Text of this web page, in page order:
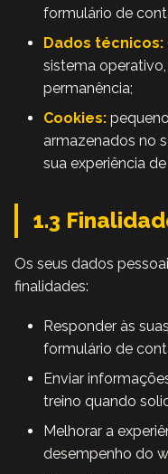
formulário de
Dados técnicos:
sistema
permanência;
Cookies:
armazenados no
sua experiência
1.3
Os seus dados
finalidades:
Responder às
formulário de
Enviar
treino quando
Melhorar a
desempenho do